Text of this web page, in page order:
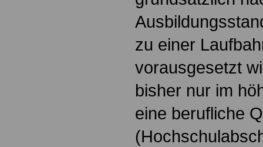
zu einer
vorausgesetzt
bisher nur im
eine berufliche